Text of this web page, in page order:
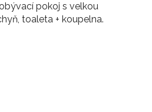
pokoj s velkou
toaleta + koupelna.